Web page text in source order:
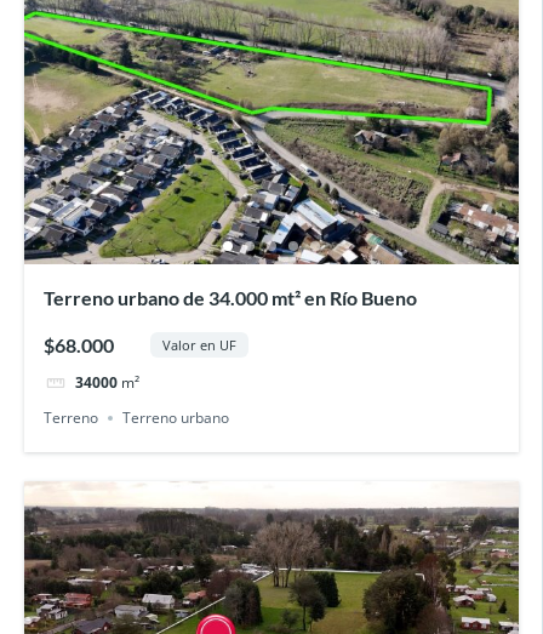
Terreno urbano de 34.000 mt² en Río Bueno
$68.000 Valor en UF
34000 m²
Terreno
Terreno urbano